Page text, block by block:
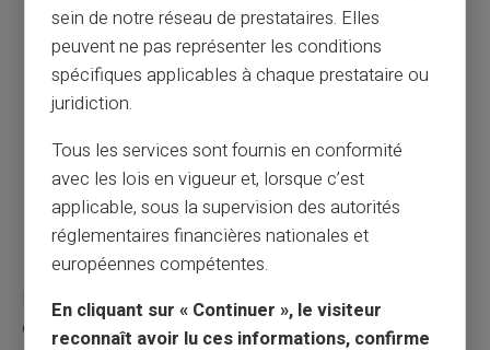
mail ou téléphone
Vérifier systématiquement les bénéficiaires et RIB
avant tout virement
Utiliser des solutions d'authentification forte
proposées par votre banque
Signaler immédiatement tout message suspect
aux organismes dédiés
Mettre en place des contrôles internes pour les
entreprises
La vérification systématique constitue votre meilleure
défense. Face à toute demande inhabituelle, prenez le
sein de notre réseau de prestataires. Elles
peuvent ne pas représenter les conditions
spécifiques applicables à chaque prestataire ou
juridiction.
Tous les services sont fournis en conformité
avec les lois en vigueur et, lorsque c’est
applicable, sous la supervision des autorités
réglementaires financières nationales et
européennes compétentes.
En cliquant sur « Continuer », le visiteur
reconnaît avoir lu ces informations, confirme